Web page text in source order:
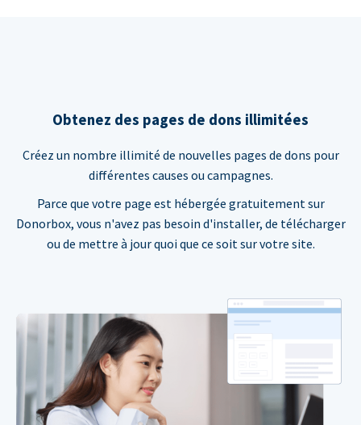
Obtenez des pages de dons illimitées
Créez un nombre illimité de nouvelles pages de dons pour
différentes causes ou campagnes.
Parce que votre page est hébergée gratuitement sur
Donorbox, vous n'avez pas besoin d'installer, de télécharger
ou de mettre à jour quoi que ce soit sur votre site.